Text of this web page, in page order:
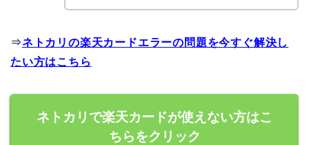
⇒ネトカリの楽天カードエラーの問題を今すぐ解決し
たい方はこちら
ネトカリで楽天カードが使えない方はこ
ちらをクリック